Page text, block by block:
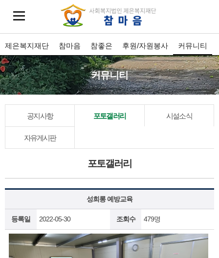
제은복지재단 참마음 참좋은 후원/자원봉사 커뮤니티
커뮤니티
공지사항 포토갤러리 시설소식
자유게시판
포토갤러리
성희롱 예방교육
등록일 2022-05-30 조회수 479명